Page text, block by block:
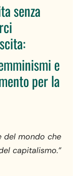
senza
e
per la
del mondo che
capitalismo.”